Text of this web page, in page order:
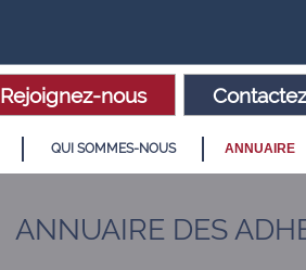
ANNUAIRE DES
Rejoignez-nous
QUI SOMMES-NOUS ANNUAIRE